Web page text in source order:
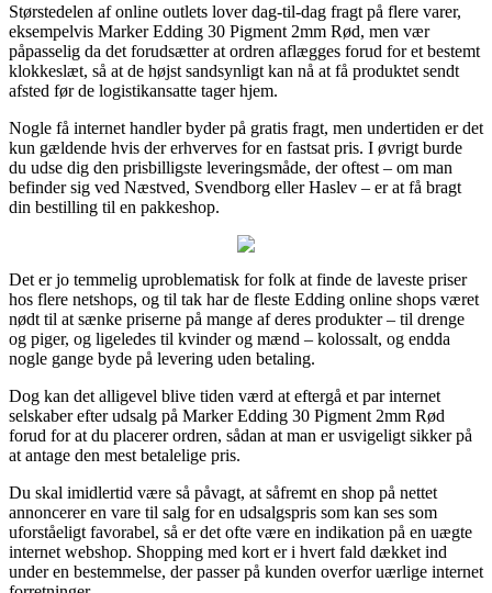
Størstedelen af online outlets lover dag-til-dag fragt på flere varer,
eksempelvis Marker Edding 30 Pigment 2mm Rød, men vær
påpasselig da det forudsætter at ordren aflægges forud for et bestemt
klokkeslæt, så at de højst sandsynligt kan nå at få produktet sendt
afsted før de logistikansatte tager hjem.
Nogle få internet handler byder på gratis fragt, men undertiden er det
kun gældende hvis der erhverves for en fastsat pris. I øvrigt burde
du udse dig den prisbilligste leveringsmåde, der oftest – om man
befinder sig ved Næstved, Svendborg eller Haslev – er at få bragt
din bestilling til en pakkeshop.
Det er jo temmelig uproblematisk for folk at finde de laveste priser
hos flere netshops, og til tak har de fleste Edding online shops været
nødt til at sænke priserne på mange af deres produkter – til drenge
og piger, og ligeledes til kvinder og mænd – kolossalt, og endda
nogle gange byde på levering uden betaling.
Dog kan det alligevel blive tiden værd at eftergå et par internet
selskaber efter udsalg på Marker Edding 30 Pigment 2mm Rød
forud for at du placerer ordren, sådan at man er usvigeligt sikker på
at antage den mest betalelige pris.
Du skal imidlertid være så påvagt, at såfremt en shop på nettet
annoncerer en vare til salg for en udsalgspris som kan ses som
uforståeligt favorabel, så er det ofte være en indikation på en uægte
internet webshop. Shopping med kort er i hvert fald dækket ind
under en bestemmelse, der passer på kunden overfor uærlige internet